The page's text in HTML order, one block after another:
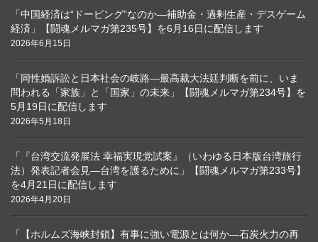
「中国経済は“ドーピング”なのか―補助金・過剰生産・デスゲーム
経済」【闘魂メルマガ第235号】を6月16日に配信します
2026年6月15日
「同性婚訴訟と日本社会の岐路―最高裁大法廷判断を前に、いま
問われる「家族」と「国家」の未来」【闘魂メルマガ第234号】を
5月19日に配信します
2026年5月18日
「『台湾交流発展法 幸福実現党試案』（いわゆる日本版台湾旅行
法）発表記者会見―台湾を護るために」【闘魂メルマガ第233号】
を4月21日に配信します
2026年4月20日
「【ホルムズ海峡封鎖】有事に強い電源とは何か―石炭火力の再